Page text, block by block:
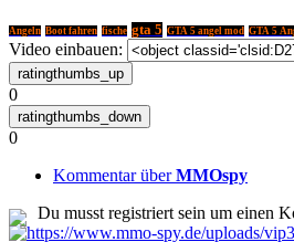
Angeln Boot fahren fische gta 5 GTA 5 angel mod GTA 5
Video einbauen:
0
0
Kommentar überMMOspy
Du musst registriert sein um einen